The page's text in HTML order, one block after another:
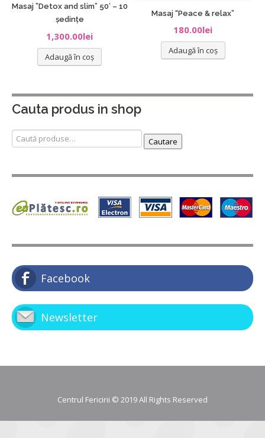
Masaj ”Detox and slim” 50′ – 10
ședințe
1,300.00lei
Adaugă în coș
Masaj “Peace & relax”
180.00lei
Adaugă în coș
Cauta produs in shop
Caută
după:
Cautare
Facebook
Newsletter
Centrul Fericirii © 2019 All Rights Reserved